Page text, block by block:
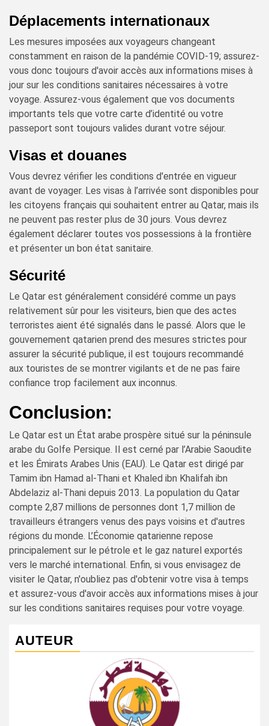
Déplacements internationaux
Les mesures imposées aux voyageurs changeant
constamment en raison de la pandémie COVID-19; assurez-
vous donc toujours d'avoir accès aux informations mises à
jour sur les conditions sanitaires nécessaires à votre
voyage. Assurez-vous également que vos documents
importants tels que votre carte d’identité ou votre
passeport sont toujours valides durant votre séjour.
Visas et douanes
Vous devrez vérifier les conditions d'entrée en vigueur
avant de voyager. Les visas à l’arrivée sont disponibles pour
les citoyens français qui souhaitent entrer au Qatar, mais ils
ne peuvent pas rester plus de 30 jours. Vous devrez
également déclarer toutes vos possessions à la frontière
et présenter un bon état sanitaire.
Sécurité
Le Qatar est généralement considéré comme un pays
relativement sûr pour les visiteurs, bien que des actes
terroristes aient été signalés dans le passé. Alors que le
gouvernement qatarien prend des mesures strictes pour
assurer la sécurité publique, il est toujours recommandé
aux touristes de se montrer vigilants et de ne pas faire
confiance trop facilement aux inconnus.
Conclusion:
Le Qatar est un État arabe prospère situé sur la péninsule
arabe du Golfe Persique. Il est cerné par l’Arabie Saoudite
et les Émirats Arabes Unis (EAU). Le Qatar est dirigé par
Tamim ibn Hamad al-Thani et Khaled ibn Khalifah ibn
Abdelaziz al-Thani depuis 2013. La population du Qatar
compte 2,87 millions de personnes dont 1,7 million de
travailleurs étrangers venus des pays voisins et d'autres
régions du monde. L’Économie qatarienne repose
principalement sur le pétrole et le gaz naturel exportés
vers le marché international. Enfin, si vous envisagez de
visiter le Qatar, n'oubliez pas d'obtenir votre visa à temps
et assurez-vous d'avoir accès aux informations mises à jour
sur les conditions sanitaires requises pour votre voyage.
AUTEUR